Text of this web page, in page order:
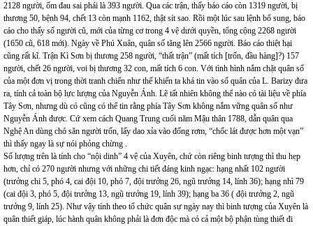
2128 người, ốm đau sai phái là 393 người. Qua các trận, thấy báo cáo còn 1319 người, bị
thương 50, bệnh 94, chết 13 còn mạnh 1162, thật sít sao. Rồi một lúc sau lệnh bổ sung, báo
cáo cho thấy số người cũ, mới của từng cơ trong 4 vệ dưới quyền, tổng cộng 2268 người
(1650 cũ, 618 mới). Ngày về Phú Xuân, quân số tăng lên 2566 người. Báo cáo thiệt hại
cũng rất kĩ. Trận Kì Sơn bị thương 258 người, “thất trận” (mất tích [trốn, đầu hàng]?) 157
người, chết 26 người, voi bị thương 32 con, mất tích 6 con. Với tình hình nắm chặt quân số
của một đơn vị trong thời tranh chiến như thế khiến ta khá tin vào số quân của L. Barizy đưa
ra, tính cả toàn bộ lực lượng của Nguyễn Ánh. Lẽ tất nhiên không thể nào có tài liệu về phía
Tây Sơn, nhưng dù có cũng có thể tin rằng phía Tây Sơn không nắm vững quân số như
Nguyễn Ánh được. Cứ xem cách Quang Trung cuối năm Mậu thân 1788, dẫn quân qua
Nghệ An dùng chó săn người trốn, lấy dao xỉa vào đống rơm, “chốc lát được hơn một vạn”
thì thấy ngay là sự nói phỏng chừng .
Số lượng trên là tính cho “nội dinh” 4 vệ của Xuyên, chứ còn riêng binh tượng thì thu hẹp
hơn, chỉ có 270 người nhưng với những chi tiết đáng kinh ngạc: hạng nhất 102 người
(trưởng chi 5, phó 4, cai đội 10, phó 7, đội trưởng 26, ngũ trưởng 14, lính 36); hạng nhì 79
(cai đội 3, phó 5, đội trưởng 13, ngũ trưởng 19, lính 39); hạng ba 36 ( đội trưởng 2, ngũ
trưởng 9, lính 25). Như vậy tính theo tổ chức quân sự ngày nay thì binh tượng của Xuyên là
quân thiết giáp, lúc hành quân không phải là đơn độc mà có cả một bộ phận tùng thiết đi